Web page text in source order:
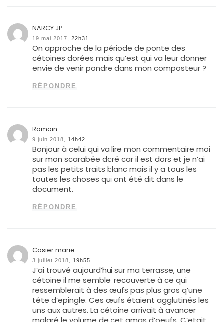
NARCY JP
19 mai 2017, 22h31
On approche de la période de ponte des
cétoines dorées mais qu’est qui va leur donner
envie de venir pondre dans mon composteur ?
RÉPONDRE
Romain
9 juin 2018, 14h42
Bonjour à celui qui va lire mon commentaire moi
sur mon scarabée doré car il est dors et je n’ai
pas les petits traits blanc mais il y a tous les
toutes les choses qui ont été dit dans le
document.
RÉPONDRE
Casier marie
3 juillet 2018, 19h55
J’ai trouvé aujourd’hui sur ma terrasse, une
cétoine il me semble, recouverte à ce qui
ressemblerait à des œufs pas plus gros q’une
tête d’epingle. Ces œufs étaient agglutinés les
uns aux autres. La cétoine arrivait à avancer
malgré le volume de cet amas d’oeufs. C’etait